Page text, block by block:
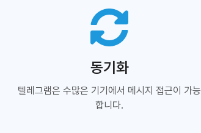
동기화
텔레그램은 수많은 기기에서 메시지 접근이 가능
합니다.